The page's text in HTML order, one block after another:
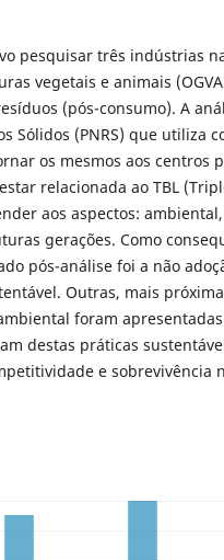
pesquisar três indústrias
vegetais e animais
(pós-consumo). A
Sólidos (PNRS) que utiliza
os mesmos aos centros
relacionada ao TBL
aos aspectos:
gerações. Como
pós-análise foi a não
Outras, mais
foram
destas práticas
e sobrevivência